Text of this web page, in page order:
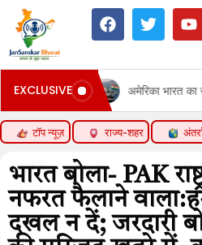
EXCLUSIVEअमेरिका भारत का सबसे बड़ा
टॉप न्यूज़ राज्य-शहर
भारत बोला- PAK
नफरत फैलाने
दखल न दें; जरदारी